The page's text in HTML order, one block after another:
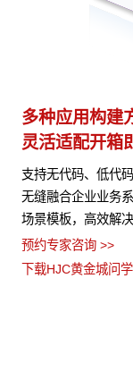
多种应用构建
灵活适配开箱
支持无代码、低代
无缝融合企业业务
场景模板，高效解
预约专家咨询 >>
下载HJC黄金城问